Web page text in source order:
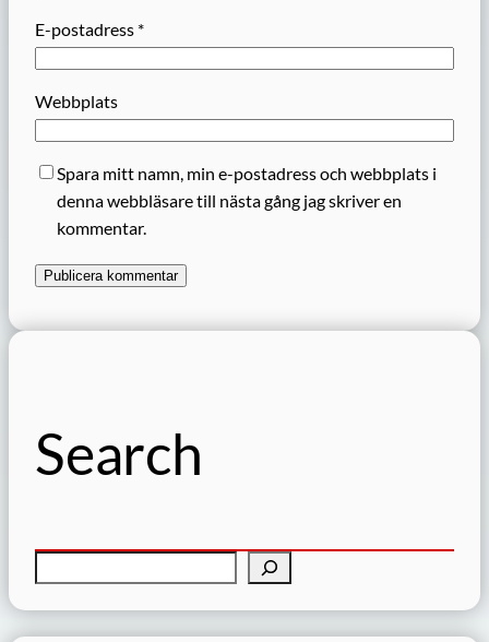
E-postadress *
Webbplats
Spara mitt namn, min e-postadress och webbplats i
denna webbläsare till nästa gång jag skriver en
kommentar.
Search
ö